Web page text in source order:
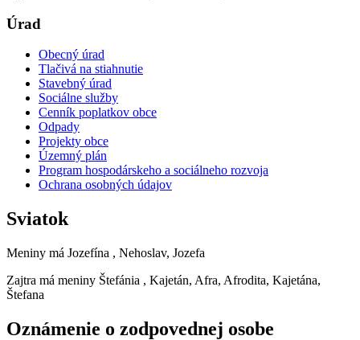
Úrad
Obecný úrad
Tlačivá na stiahnutie
Stavebný úrad
Sociálne služby
Cenník poplatkov obce
Odpady
Projekty obce
Územný plán
Program hospodárskeho a sociálneho rozvoja
Ochrana osobných údajov
Sviatok
Meniny má Jozefína , Nehoslav, Jozefa
Zajtra má meniny Štefánia , Kajetán, Afra, Afrodita, Kajetána,
Štefana
Oznámenie o zodpovednej osobe